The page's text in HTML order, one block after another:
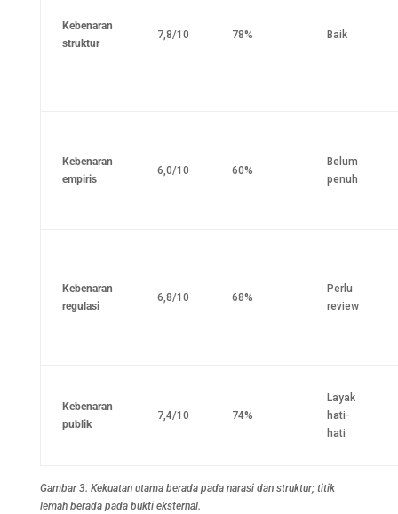
Kebenaran
struktur
7,8/10 78% Baik
Kebenaran
empiris
6,0/10 60%
Belum
penuh
Kebenaran
regulasi
6,8/10 68%
Perlu
review
Kebenaran
publik
7,4/10 74%
Layak
hati-
hati
Gambar 3. Kekuatan utama berada pada narasi dan struktur; titik
lemah berada pada bukti eksternal.